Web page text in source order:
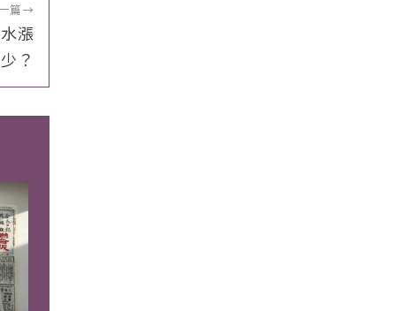
篇→
漲
？